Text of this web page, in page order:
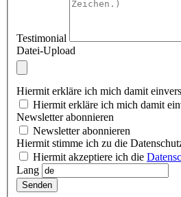
Testimonial
Datei-Upload
Hiermit erkläre ich mich damit
Hiermit erkläre ich mich damit
Newsletter abonnieren
Newsletter abonnieren
Hiermit stimme ich zu die
Hiermit akzeptiere ich die
Lang
Senden